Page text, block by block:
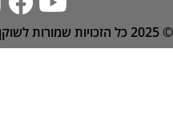
© 2025 כל הזכויות שמורות